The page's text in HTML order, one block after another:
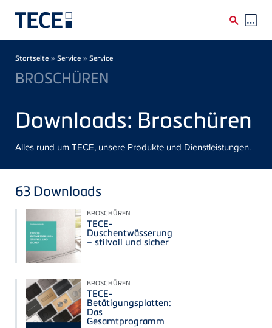
Breadcrumb
Startseite » Service » Service
BROSCHÜREN
Downloads: Broschüren
Alles rund um TECE, unsere Produkte und Dienstleistungen.
63 Downloads
BROSCHÜREN
TECE-
Duschentwässerung
– stilvoll und sicher
BROSCHÜREN
TECE-
Betätigungsplatten:
Das
Gesamtprogramm